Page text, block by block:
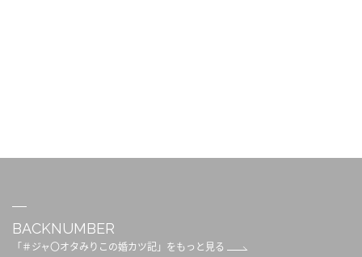
BACKNUMBER
「＃ジャ〇オタみりこの婚カツ記」をもっと見る